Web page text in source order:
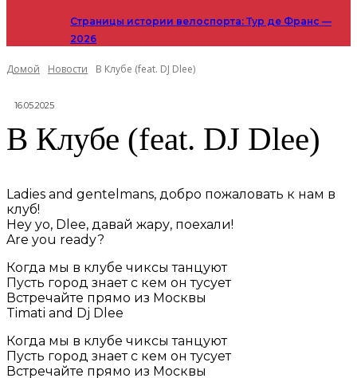
Страницы истории велоспорта: Тур де Франс —
2026
Домой Новости В Клубе (feat. DJ Dlee)
16.05.2025
В Клубе (feat. DJ Dlee)
Ladies and gentelmans, добро пожаловать к нам в
клуб!
Hey yo, Dlee, давай жару, поехали!
Are you ready?
Когда мы в клубе чиксы танцуют
Пусть город знает с кем он тусует
Встречайте прямо из Москвы
Timati and Dj Dlee
Когда мы в клубе чиксы танцуют
Пусть город знает с кем он тусует
Встречайте прямо из Москвы